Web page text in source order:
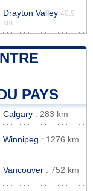
Drayton Valley 40.9
km
PAYS
Calgary : 283 km
Winnipeg : 1276 km
Vancouver : 752 km